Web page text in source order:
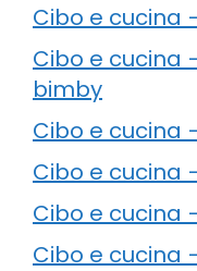
Cibo e cucina
Cibo e cucina
bimby
Cibo e cucina
Cibo e cucina
Cibo e cucina
Cibo e cucina